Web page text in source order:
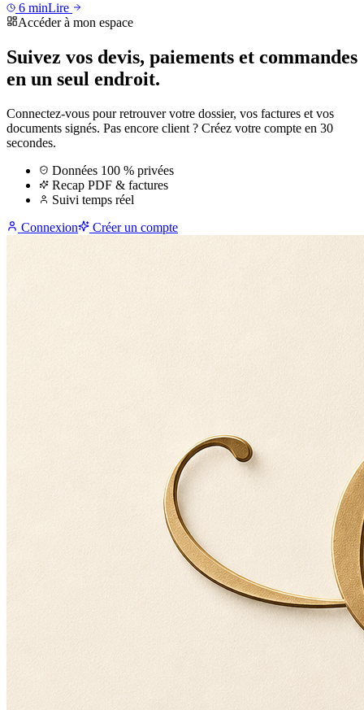
6 minLire
Accéder à mon espace
Suivez vos devis, paiements et commandes
en un seul endroit.
Connectez-vous pour retrouver votre dossier, vos factures et vos
documents signés. Pas encore client ? Créez votre compte en 30
secondes.
Données 100 % privées
Recap PDF & factures
Suivi temps réel
Connexion
Créer un compte